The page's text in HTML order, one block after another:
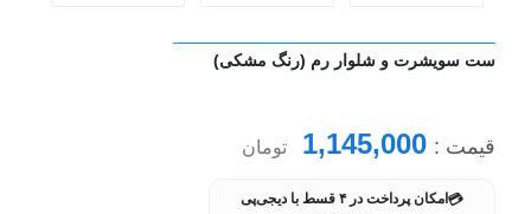
ست سویشرت و شلوار رم (رنگ مشکی)
قیمت : 1,145,000 تومان
💳 امکان پرداخت در ۴ قسط با دیجی‌پی